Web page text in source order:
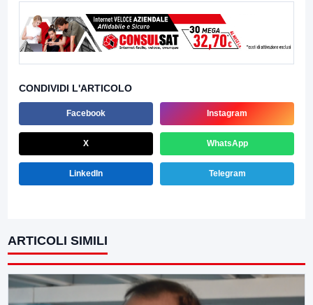
CONDIVIDI L'ARTICOLO
Facebook Instagram
X WhatsApp
LinkedIn Telegram
ARTICOLI SIMILI